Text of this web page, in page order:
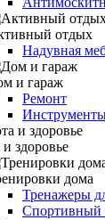
отдых
Надувная
и гараж
Ремонт
здоровье
дома
Тренажеры
Спортивный